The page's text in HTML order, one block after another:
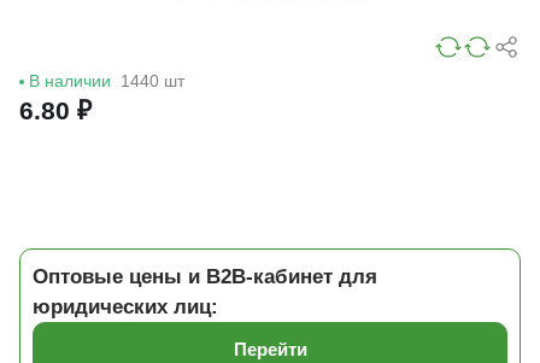
В наличии 1440 шт
6.80 ₽
Оптовые цены и B2B-кабинет для
юридических лиц:
Перейти